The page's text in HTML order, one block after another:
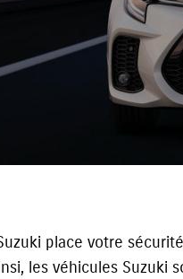
place votre
les véhicules Suzuki